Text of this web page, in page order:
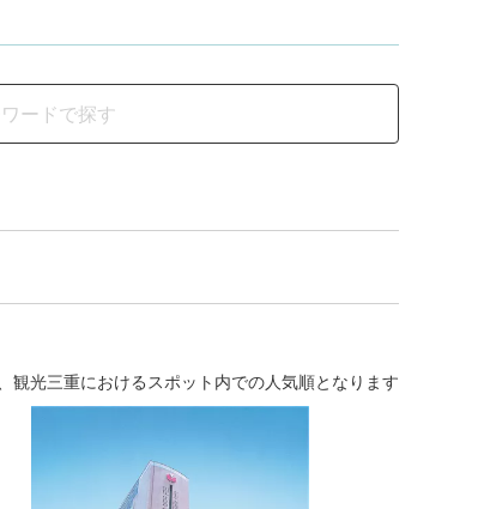
観光三重におけるスポット内での人気順となります